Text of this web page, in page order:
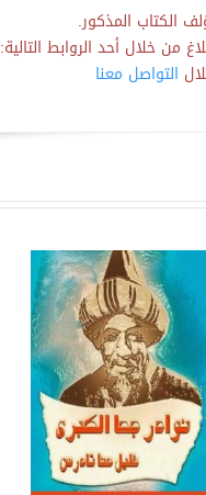
الكتاب المذكور.
من خلال أحد الروابط التالية:
التواصل معنا